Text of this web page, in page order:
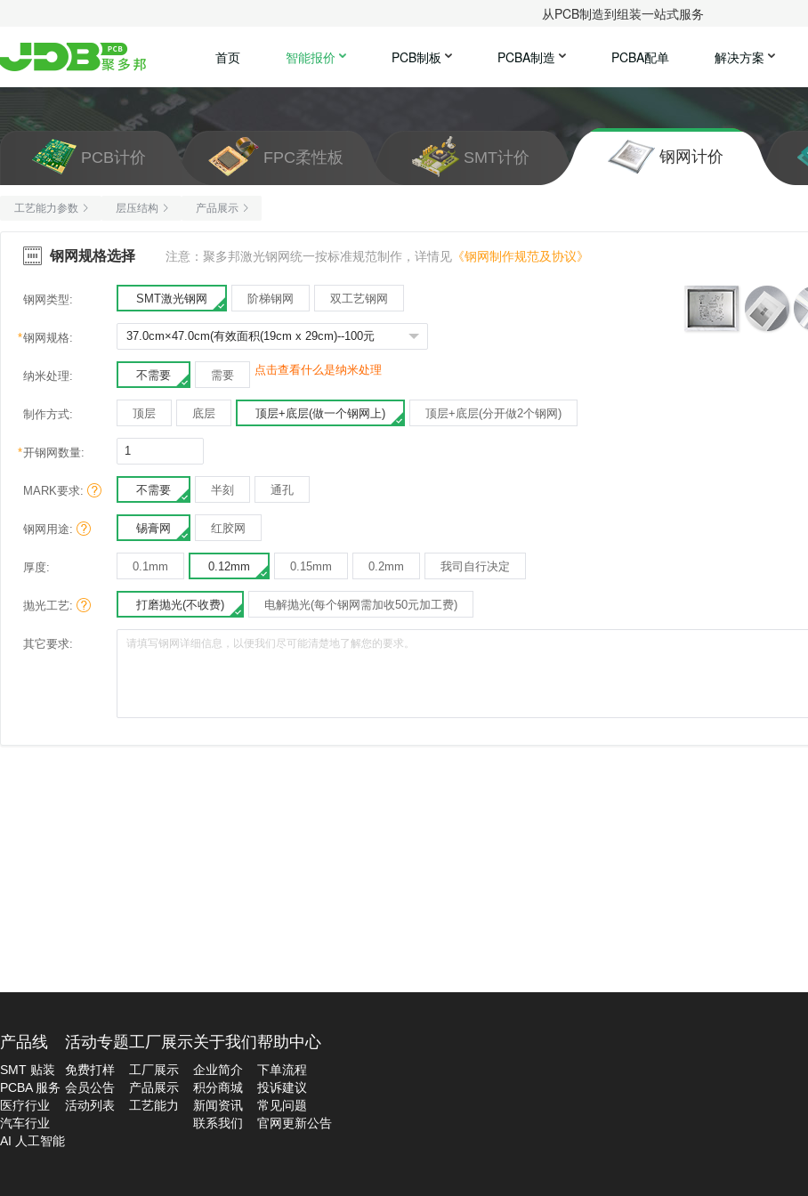
从PCB制造到组装一站式服务
首页 智能报价 PCB制板 PCBA制造 PCBA配单 解决方案
PCB计价 FPC柔性板 SMT计价 钢网计价
工艺能力参数 层压结构 产品展示
钢网规格选择 注意：聚多邦激光钢网统一按标准规范制作，详情见 《钢网制作规范及协议》
钢网类型: SMT激光钢网 阶梯钢网 双工艺钢网
*钢网规格:
纳米处理: 不需要 需要 点击查看什么是纳米处理
制作方式: 顶层 底层 顶层+底层(做一个钢网上) 顶层+底层(分开做2个钢网)
*开钢网数量:
MARK要求: 不需要 半刻 通孔
钢网用途: 锡膏网 红胶网
厚度: 0.1mm 0.12mm 0.15mm 0.2mm 我司自行决定
抛光工艺: 打磨抛光(不收费) 电解抛光(每个钢网需加收50元加工费)
其它要求:
产品线
SMT 贴装
PCBA 服务
医疗行业
汽车行业
AI 人工智能
活动专题
免费打样
会员公告
活动列表
工厂展示
工厂展示
产品展示
工艺能力
关于我们
企业简介
积分商城
新闻资讯
联系我们
帮助中心
下单流程
投诉建议
常见问题
官网更新公告